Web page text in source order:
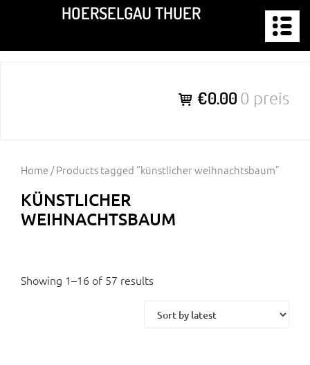
springen
HOERSELGAU THUER
€0.00 0 preis
Home/ Products tagged “künstlicher weihnachtsbaum”
KÜNSTLICHER
WEIHNACHTSBAUM
Showing 1–16 of 57 results